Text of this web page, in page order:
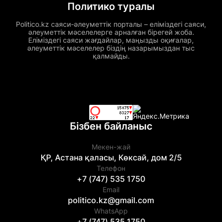
Политико туралы
Politico.kz саяси-әлеуметтік порталы – еліміздегі саяси,
әлеуметтік мәселелерге арналған бірегей жоба.
Еліміздегі саяси жағдайлар, маңызды оқиғалар,
әлеуметтік мәселелер біздің назарымыздан тыс
қалмайды.
Бізбен байланыс
Мекен-жай
ҚР, Астана қаласы, Көксай, дом 2/5
Телефон
+7 (747) 535 1750
Email
politico.kz@gmail.com
WhatsApp